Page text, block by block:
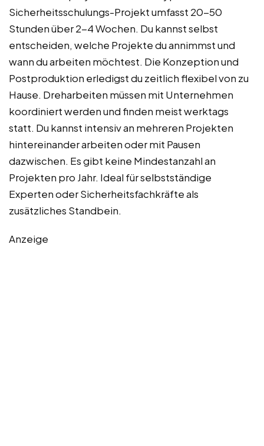
Sicherheitsschulungs-Projekt umfasst 20-50
Stunden über 2-4 Wochen. Du kannst selbst
entscheiden, welche Projekte du annimmst und
wann du arbeiten möchtest. Die Konzeption und
Postproduktion erledigst du zeitlich flexibel von zu
Hause. Dreharbeiten müssen mit Unternehmen
koordiniert werden und finden meist werktags
statt. Du kannst intensiv an mehreren Projekten
hintereinander arbeiten oder mit Pausen
dazwischen. Es gibt keine Mindestanzahl an
Projekten pro Jahr. Ideal für selbstständige
Experten oder Sicherheitsfachkräfte als
zusätzliches Standbein.
Anzeige